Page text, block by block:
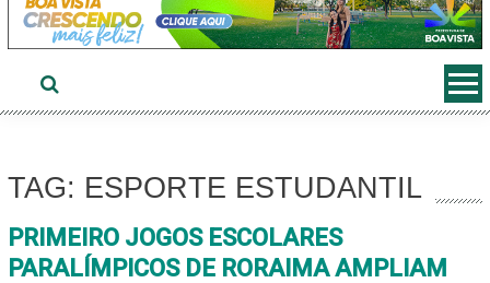
TAG: ESPORTE ESTUDANTIL
PRIMEIRO JOGOS ESCOLARES
PARALÍMPICOS DE RORAIMA AMPLIAM